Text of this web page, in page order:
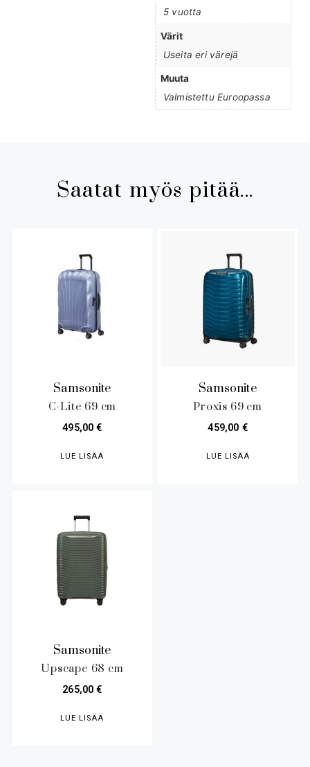
5 vuotta
Värit
Useita eri värejä
Muuta
Valmistettu Euroopassa
Saatat myös pitää...
Samsonite
C-Lite 69 cm
495,00€
LUE LISÄÄ
Samsonite
Proxis 69 cm
459,00 €
LUE LISÄÄ
Samsonite
Upscape 68 cm
265,00€
LUE LISÄÄ